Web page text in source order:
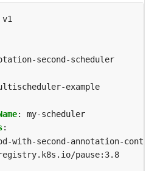
v1
second-scheduler
example
:
my-scheduler
:
with-second-annotation-
pause:3.8